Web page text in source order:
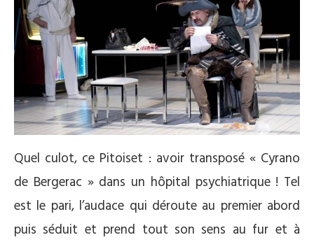
Quel culot, ce Pitoiset : avoir transposé « Cyrano
de Bergerac » dans un hôpital psychiatrique ! Tel
est le pari, l’audace qui déroute au premier abord
puis séduit et prend tout son sens au fur et à